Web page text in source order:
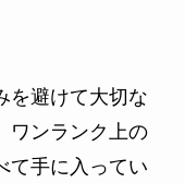
を避けて大切な
ワンランク上の
て手に入ってい